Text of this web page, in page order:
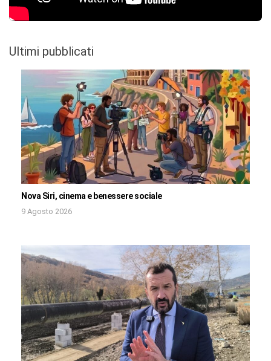
Ultimi pubblicati
Nova Siri, cinema e benessere sociale
9 Agosto 2026